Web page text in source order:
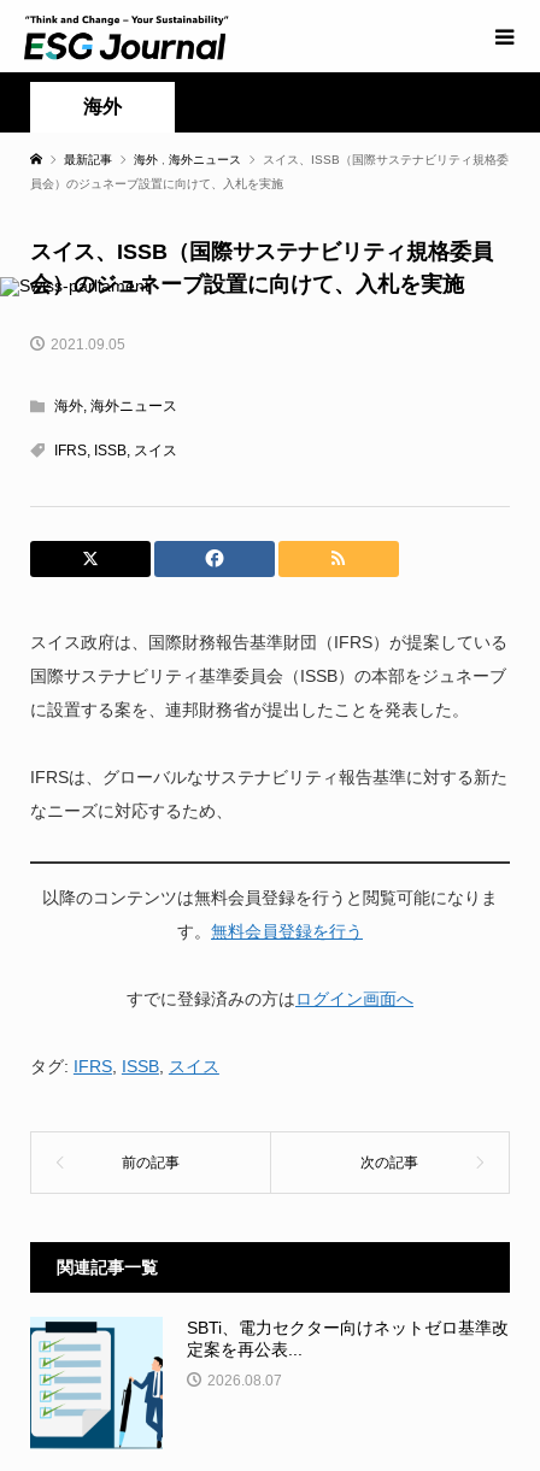
海外
最新記事 海外 海外ニュース
スイス、ISSB（国際サステナビリティ規格委
員会）のジュネーブ設置に向けて、入札を実施
スイス、ISSB（国際サステナビリティ規格委員
会）のジュネーブ設置に向けて、入札を実施
2021.09.05
海外, 海外ニュース
IFRS, ISSB, スイス
スイス政府は、国際財務報告基準財団（IFRS）が提案している
国際サステナビリティ基準委員会（ISSB）の本部をジュネーブ
に設置する案を、連邦財務省が提出したことを発表した。
IFRSは、グローバルなサステナビリティ報告基準に対する新た
なニーズに対応するため、
以降のコンテンツは無料会員登録を行うと閲覧可能になりま
す。 無料会員登録を行う
すでに登録済みの方はログイン画面へ
タグ: IFRS, ISSB, スイス
関連記事一覧
SBTi、電力セクター向けネットゼロ基準改
定案を再公表...
2026.08.07